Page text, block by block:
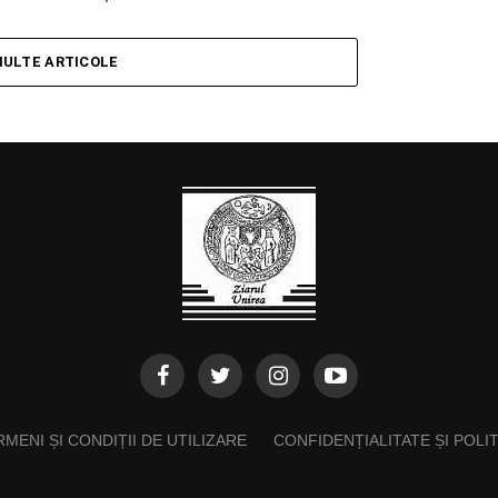
ARTICOLE
ȘI CONDIȚII DE UTILIZARE CONFIDENȚIALITATE ȘI